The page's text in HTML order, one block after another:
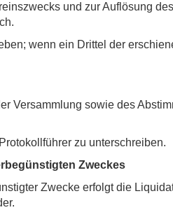
und zur Auflösung
wenn ein Drittel der
Versammlung sowie des
zu unterschreiben.
Zweckes
Zwecke erfolgt die